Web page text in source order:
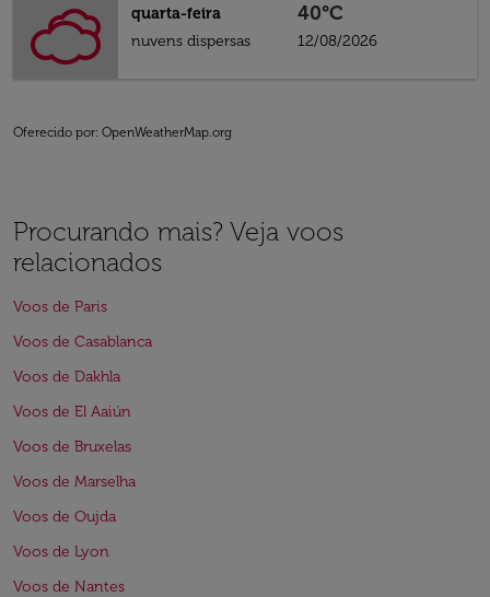
quarta-feira
nuvens dispersas
40°C
12/08/2026
Oferecido por: OpenWeatherMap.org
Procurando mais? Veja voos
relacionados
Voos de Paris
Voos de Casablanca
Voos de Dakhla
Voos de El Aaiún
Voos de Bruxelas
Voos de Marselha
Voos de Oujda
Voos de Lyon
Voos de Nantes